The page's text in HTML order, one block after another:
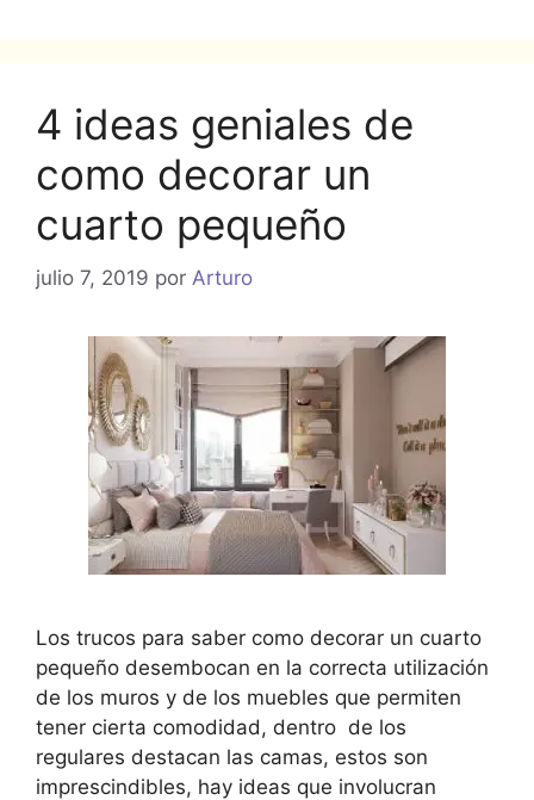
4 ideas geniales de
como decorar un
cuarto pequeño
julio 7, 2019 por Arturo
Los trucos para saber como decorar un cuarto
pequeño desembocan en la correcta utilización
de los muros y de los muebles que permiten
tener cierta comodidad, dentro de los
regulares destacan las camas, estos son
imprescindibles, hay ideas que involucran